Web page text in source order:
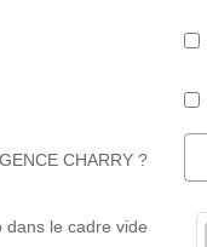
CHARRY ?
dans le cadre vide